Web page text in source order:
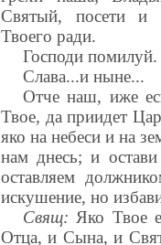
Святый, посети и
Твоего ради.
Господи
Слава...и ныне...
Отче наш, иже
Твое, да приидет
яко на небеси и на
нам днесь; и
оставляем
искушение, но
Свящ: Яко Твое
Отца, и Сына, и